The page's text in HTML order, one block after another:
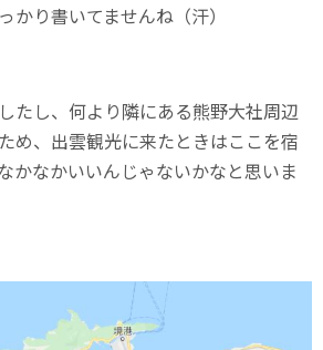
かり書いてませんね（汗）
たし、何より隣にある熊野大社周辺
め、出雲観光に来たときはここを宿
かなかいいんじゃないかなと思いま